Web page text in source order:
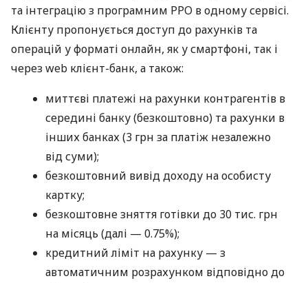
та інтеграцію з програмним РРО в одному сервісі.
Клієнту пропонується доступ до рахунків та
операцій у форматі онлайн, як у смартфоні, так і
через web клієнт-банк, а також:
миттєві платежі на рахунки контрагентів в
середині банку (безкоштовно) та рахунки в
інших банках (3 грн за платіж незалежно
від суми);
безкоштовний вивід доходу на особисту
картку;
безкоштовне зняття готівки до 30 тис. грн
на місяць (далі — 0.75%);
кредитний ліміт на рахунку — з
автоматичним розрахунком відповідно до